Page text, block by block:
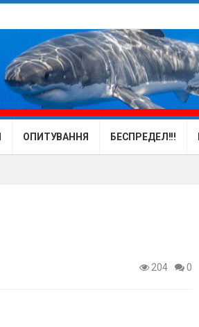
ОПИТУВАННЯ БЕСПРЕДЕЛ!!!
204 0